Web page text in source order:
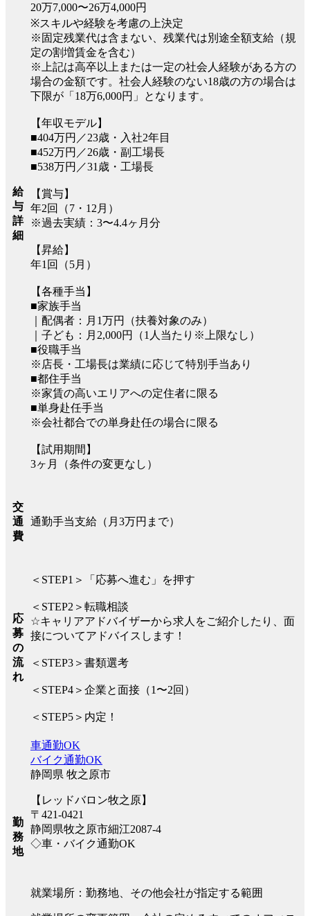
給
与
詳
細
20万7,000〜26万4,000円
※スキルや経験を考慮の上決定
※固定残業代は含まない、残業代は別途全額支給（規
定の割増賃金を含む）
※上記は高卒以上または一定の社会人経験がある方の
場合の金額です。社会人経験のない18歳の方の場合は
下限が「18万6,000円」となります。
【年収モデル】
■404万円／23歳・入社2年目
■452万円／26歳・副工場長
■538万円／31歳・工場長
【賞与】
年2回（7・12月）
※過去実績：3〜4.4ヶ月分
【昇給】
年1回（5月）
【各種手当】
■家族手当
｜配偶者：月1万円（扶養対象のみ）
｜子ども：月2,000円（1人当たり※上限なし）
■役職手当
※店長・工場長は業績に応じて特別手当あり
■都住手当
※家賃の高いエリアへの定住者に限る
■単身赴任手当
※会社都合での単身赴任の場合に限る
【試用期間】
3ヶ月（条件の変更なし）
交
通
費
通勤手当支給（月3万円まで）
応
募
の
流
れ
＜STEP1＞「応募へ進む」を押す
＜STEP2＞転職相談
☆キャリアアドバイザーから求人をご紹介したり、面
接についてアドバイスします！
＜STEP3＞書類選考
＜STEP4＞企業と面接（1〜2回）
＜STEP5＞内定！
勤
務
地
車通勤OK
バイク通勤OK
静岡県 牧之原市
【レッドバロン牧之原】
〒421-0421
静岡県牧之原市細江2087-4
◇車・バイク通勤OK
就業場所：勤務地、その他会社が指定する範囲